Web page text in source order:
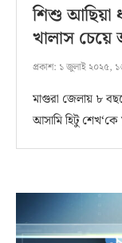
শিশু আছিয়া
খালাস
প্রকাশ: ১ জুলাই ২০২৫,
মাগুরা জেলায় ৮
আসামি হিটু